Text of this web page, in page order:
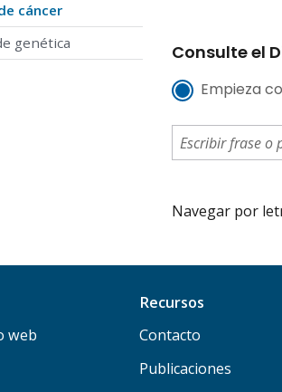
cáncer
genética
Consulte el
Empieza
Navegar por
web
Recursos
Contacto
Publicaciones